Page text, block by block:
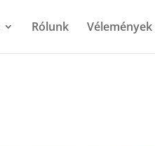
Rólunk Vélemények